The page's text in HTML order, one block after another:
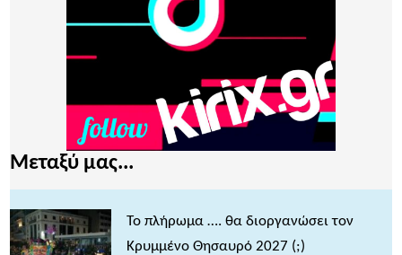
Μεταξύ μας...
Το πλήρωμα …. θα διοργανώσει τον
Κρυμμένο Θησαυρό 2027 (;)